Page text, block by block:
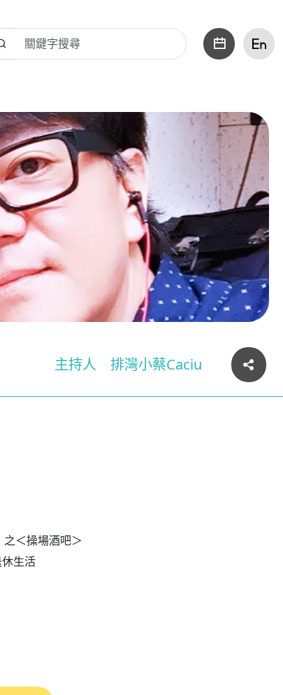
主持人 排灣小蔡Caciu
＜操場酒吧＞
生活